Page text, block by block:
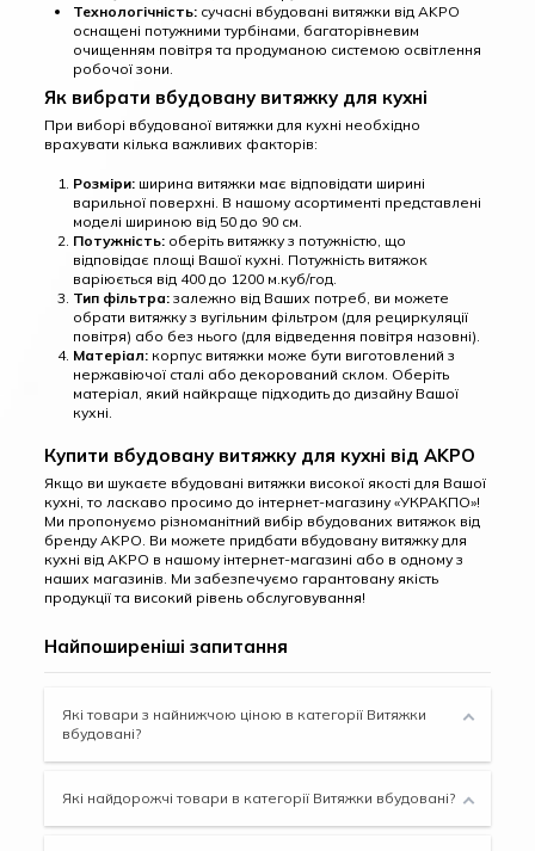
Технологічність: сучасні вбудовані витяжки від AKPO
оснащені потужними турбінами, багаторівневим
очищенням повітря та продуманою системою освітлення
робочої зони.
Як вибрати вбудовану витяжку для кухні
При виборі вбудованої витяжки для кухні необхідно
врахувати кілька важливих факторів:
Розміри: ширина витяжки має відповідати ширині
варильної поверхні. В нашому асортименті представлені
моделі шириною від 50 до 90 см.
Потужність: оберіть витяжку з потужністю, що
відповідає площі Вашої кухні. Потужність витяжок
варіюється від 400 до 1200 м.куб/год.
Тип фільтра: залежно від Ваших потреб, ви можете
обрати витяжку з вугільним фільтром (для рециркуляції
повітря) або без нього (для відведення повітря назовні).
Матеріал: корпус витяжки може бути виготовлений з
нержавіючої сталі або декорований склом. Оберіть
матеріал, який найкраще підходить до дизайну Вашої
кухні.
Купити вбудовану витяжку для кухні від AKPO
Якщо ви шукаєте вбудовані витяжки високої якості для Вашої
кухні, то ласкаво просимо до інтернет-магазину «УКРАКПО»!
Ми пропонуємо різноманітний вибір вбудованих витяжок від
бренду AKPO. Ви можете придбати вбудовану витяжку для
кухні від AKPO в нашому інтернет-магазині або в одному з
наших магазинів. Ми забезпечуємо гарантовану якість
продукції та високий рівень обслуговування!
Найпоширеніші запитання
Які товари з найнижчою ціною в категорії Витяжки
вбудовані?
Які найдорожчі товари в категорії Витяжки вбудовані?